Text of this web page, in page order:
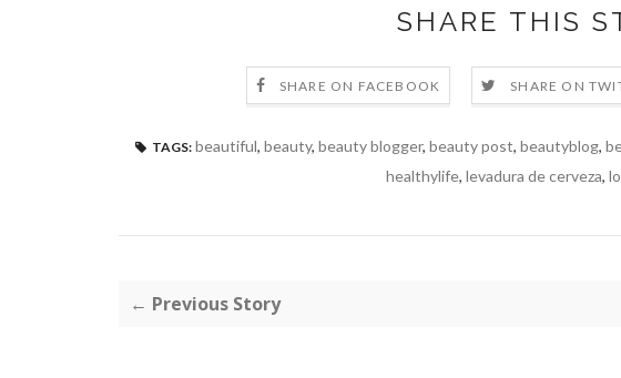
SHARE THIS
SHARE ON FACEBOOK SHARE ON
TAGS: beautiful, beauty, beauty blogger, beauty post, beautyblog,
healthylife, levadura de cerveza,
← Previous Story